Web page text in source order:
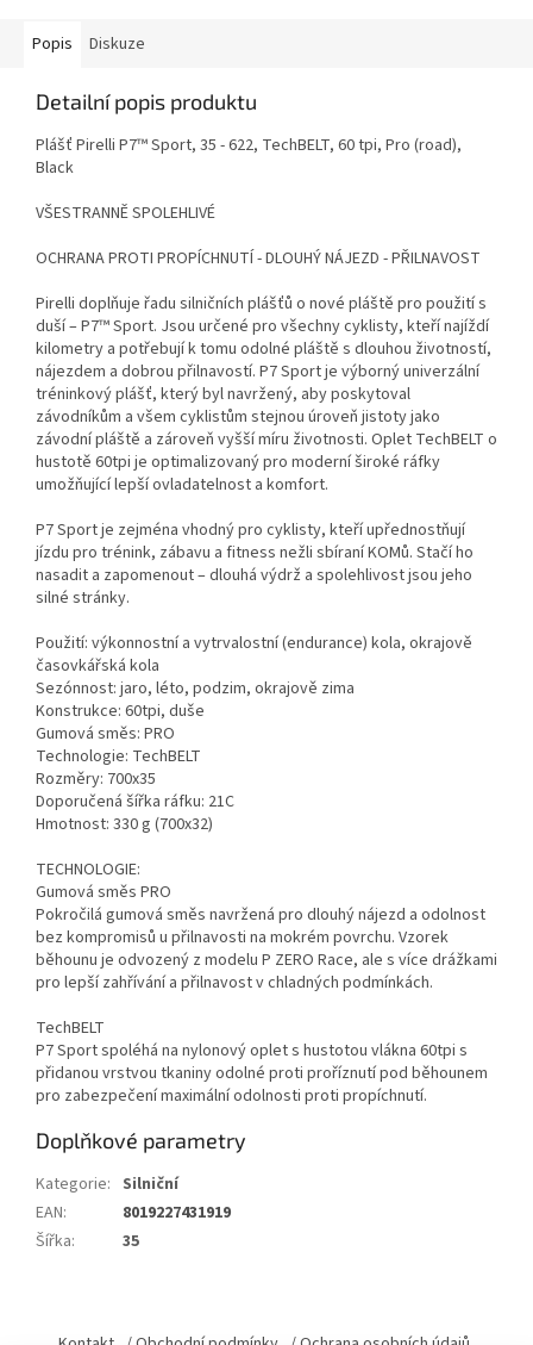
Popis Diskuze
Detailní popis produktu
Plášť Pirelli P7™ Sport, 35 - 622, TechBELT, 60 tpi, Pro (road),
Black
VŠESTRANNĚ SPOLEHLIVÉ
OCHRANA PROTI PROPÍCHNUTÍ - DLOUHÝ NÁJEZD - PŘILNAVOST
Pirelli doplňuje řadu silničních plášťů o nové pláště pro použití s
duší – P7™ Sport. Jsou určené pro všechny cyklisty, kteří najíždí
kilometry a potřebují k tomu odolné pláště s dlouhou životností,
nájezdem a dobrou přilnavostí. P7 Sport je výborný univerzální
tréninkový plášť, který byl navržený, aby poskytoval
závodníkům a všem cyklistům stejnou úroveň jistoty jako
závodní pláště a zároveň vyšší míru životnosti. Oplet TechBELT o
hustotě 60tpi je optimalizovaný pro moderní široké ráfky
umožňující lepší ovladatelnost a komfort.
P7 Sport je zejména vhodný pro cyklisty, kteří upřednostňují
jízdu pro trénink, zábavu a fitness nežli sbíraní KOMů. Stačí ho
nasadit a zapomenout – dlouhá výdrž a spolehlivost jsou jeho
silné stránky.
Použití: výkonnostní a vytrvalostní (endurance) kola, okrajově
časovkářská kola
Sezónnost: jaro, léto, podzim, okrajově zima
Konstrukce: 60tpi, duše
Gumová směs: PRO
Technologie: TechBELT
Rozměry: 700x35
Doporučená šířka ráfku: 21C
Hmotnost: 330 g (700x32)
TECHNOLOGIE:
Gumová směs PRO
Pokročilá gumová směs navržená pro dlouhý nájezd a odolnost
bez kompromisů u přilnavosti na mokrém povrchu. Vzorek
běhounu je odvozený z modelu P ZERO Race, ale s více drážkami
pro lepší zahřívání a přilnavost v chladných podmínkách.
TechBELT
P7 Sport spoléhá na nylonový oplet s hustotou vlákna 60tpi s
přidanou vrstvou tkaniny odolné proti proříznutí pod běhounem
pro zabezpečení maximální odolnosti proti propíchnutí.
Doplňkové parametry
Kategorie: Silniční
EAN:
8019227431919
Šířka: 35